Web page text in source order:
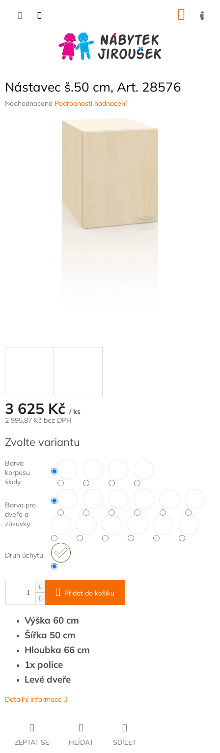
Nástavec š.50 cm, Art. 28576
Průměrné
Neohodnoceno Podrobnosti hodnocení
3 625 Kč / ks
2 995,87 Kč bez DPH
cena:
Zvolte variantu
Barva
korpusu
školy
Barva pro
dveře a
zásuvky
Druh úchytu
Přidat do košíku
Výška 60 cm
Šířka 50 cm
Hloubka 66 cm
1x police
Levé dveře
Detailní informace
ZEPTAT SE HLÍDAT SDÍLET